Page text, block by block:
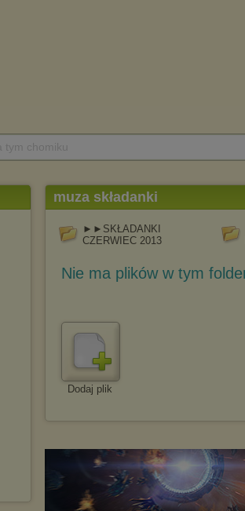
muza składanki
►►SKŁADANKI
CZERWIEC 2013
Nie ma plików w tym
Dodaj plik